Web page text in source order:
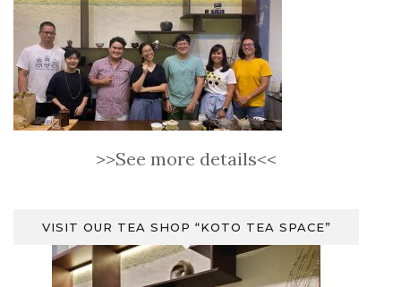
>>See more details<<
VISIT OUR TEA SHOP “KOTO TEA SPACE”